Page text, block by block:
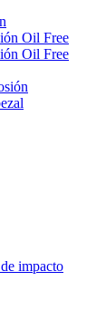
Oil Free
Oil Free
impacto